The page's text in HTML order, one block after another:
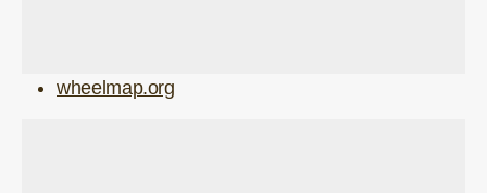
wheelmap.org